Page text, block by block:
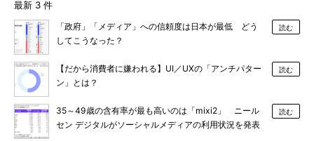
最新 3 件
「政府」「メディア」への信頼度は日本が最低 どう
してこうなった？
読む
【だから消費者に嫌われる】UI／UXの「アンチパター
ン」とは？
読む
35～49歳の含有率が最も高いのは「mixi2」 ニール
セン デジタルがソーシャルメディアの利用状況を発表
読む